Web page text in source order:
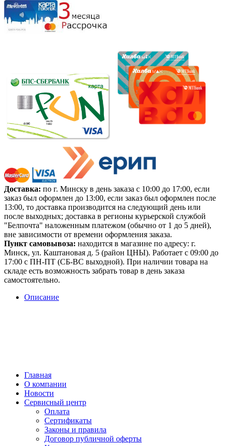
Доставка: по г. Минску в день заказа с 10:00 до 17:00, если
заказ был оформлен до 13:00, если заказ был оформлен после
13:00, то доставка производится на следующий день или
после выходных; доставка в регионы курьерской службой
"Белпочта" наложенным платежом (обычно от 1 до 5 дней),
вне зависимости от времени оформления заказа.
Пункт самовывоза: находится в магазине по адресу: г.
Минск, ул. Каштановая д. 5 (район ЦНЫ). Работает с 09:00 до
17:00 с ПН-ПТ (СБ-ВС выходной). При наличии товара на
складе есть возможность забрать товар в день заказа
самостоятельно.
Описание
Главная
О компании
Новости
Сервисный центр
Оплата
Сертификаты
Законы и правила
Договор публичной оферты